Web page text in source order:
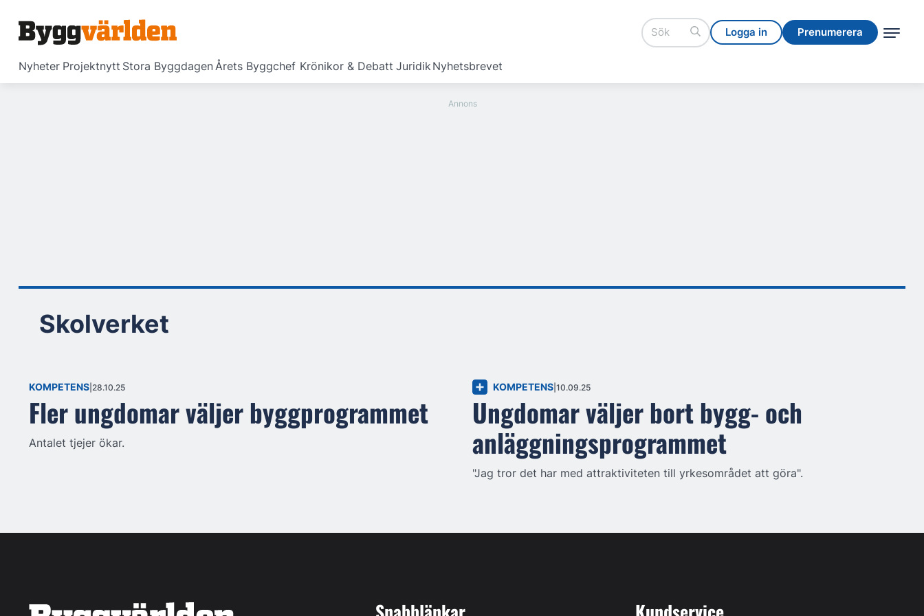
Logga in Prenumerera
Nyheter Projektnytt Stora ByggdagenÅrets Byggchef Krönikor & Debatt JuridikNyhetsbrevet
Logga in Prenumerera
Skolverket
KOMPETENS 28.10.25
Fler ungdomar väljer byggprogrammet
Antalet tjejer ökar.
KOMPETENS 10.09.25
Ungdomar väljer bort bygg- och
anläggningsprogrammet
"Jag tror det har med attraktiviteten till yrkesområdet att göra".